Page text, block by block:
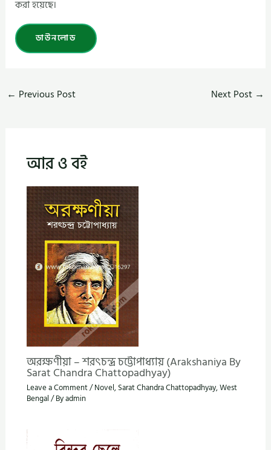
করা হয়েছে।
ডাউনলোড
← Previous Post Next Post →
আর ও বই
অরক্ষণীয়া – শরৎচন্দ্র চট্টোপাধ্যায় (Arakshaniya By
Sarat Chandra Chattopadhyay)
Leave a Comment/Novel, Sarat Chandra Chattopadhyay,West
Bengal / Byadmin